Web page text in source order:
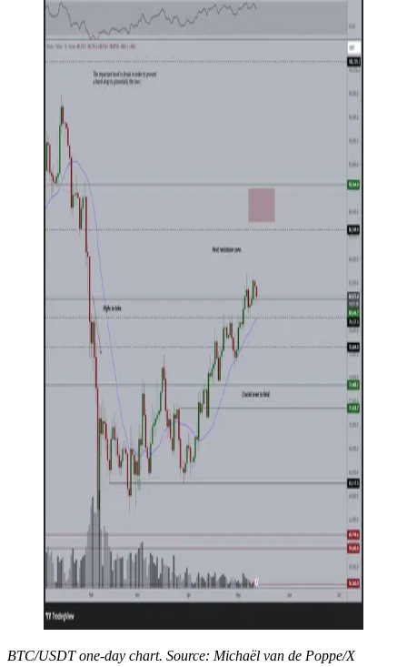
BTC/USDT one-day chart. Source: Michaël van de Poppe/X